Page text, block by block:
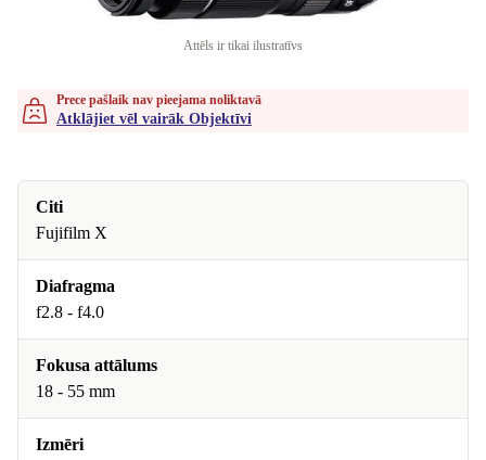
Attēls ir tikai ilustratīvs
Prece pašlaik nav pieejama noliktavā
Atklājiet vēl vairāk Objektīvi
Citi
Fujifilm X
Diafragma
f2.8 - f4.0
Fokusa attālums
18 - 55 mm
Izmēri